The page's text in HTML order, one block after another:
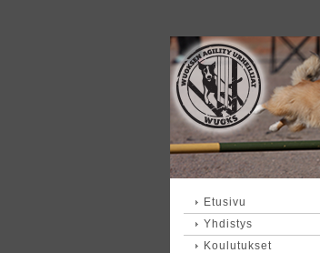
Etusivu
Yhdistys
Koulutukset